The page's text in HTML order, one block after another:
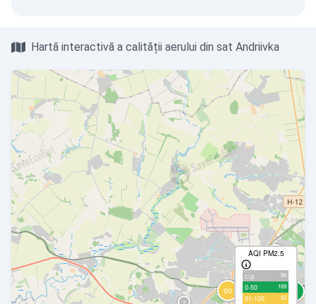
Hartă interactivă a calității aerului din sat Andriivka
AQI PM2.5
с/д 94
0-50 189
51-100 62